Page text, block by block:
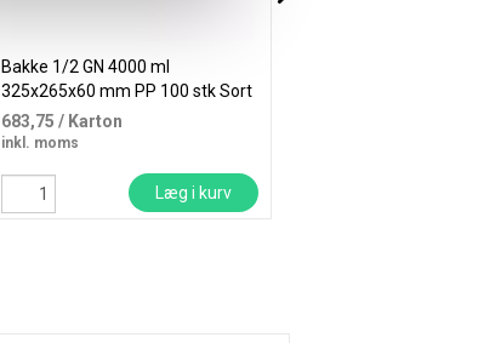
Bakke 1/2 GN 4000 ml
325x265x60 mm PP 100 stk Sort
683,75 / Karton
inkl. moms
Læg i kurv